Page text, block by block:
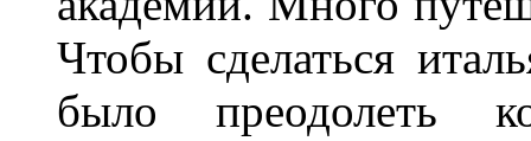
Чтобы сделаться
было преодолеть